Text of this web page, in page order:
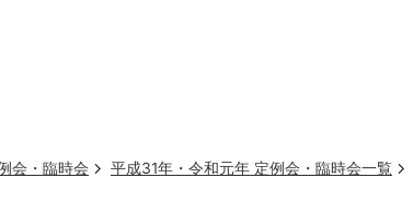
会・臨時会 平成31年・令和元年 定例会・臨時会一覧